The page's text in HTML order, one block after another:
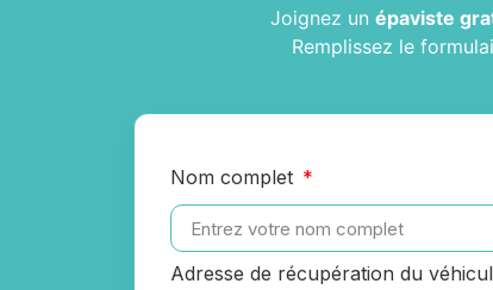
Joignez un épaviste
Remplissez le
Nom complet
Adresse de récupération du